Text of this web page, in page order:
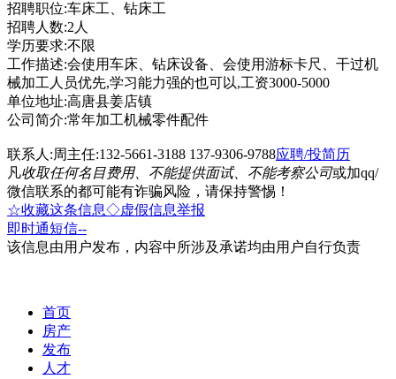
招聘职位:车床工、钻床工
招聘人数:2人
学历要求:不限
工作描述:会使用车床、钻床设备、会使用游标卡尺、干过机
械加工人员优先,学习能力强的也可以,工资3000-5000
单位地址:高唐县姜店镇
公司简介:常年加工机械零件配件
联系人:周主任:132-5661-3188 137-9306-9788应聘/投简历
凡收取任何名目费用、不能提供面试、不能考察公司或加qq/
微信联系的都可能有诈骗风险，请保持警惕！
☆收藏这条信息◇虚假信息举报
即时通短信--
该信息由用户发布，内容中所涉及承诺均由用户自行负责
首页
房产
发布
人才